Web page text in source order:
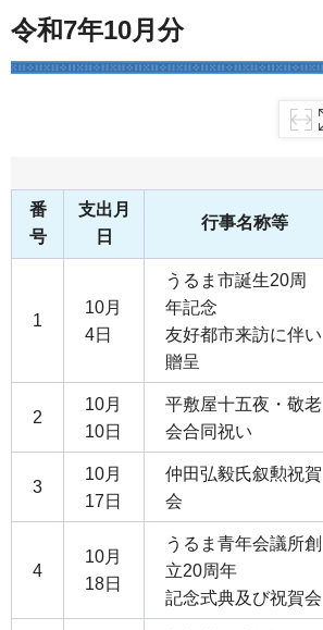
令和7年10月分
番
号
支出月
日
行事名称等
1
10月
4日
うるま市誕生20周
年記念
友好都市来訪に伴い
贈呈
2
10月
10日
平敷屋十五夜・敬老
会合同祝い
3
10月
17日
仲田弘毅氏叙勲祝賀
会
4
10月
18日
うるま青年会議所創
立20周年
記念式典及び祝賀会